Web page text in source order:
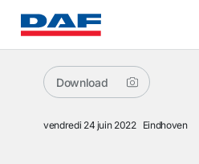
Download
vendredi 24 juin 2022 Eindhoven